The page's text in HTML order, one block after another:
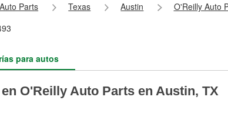
Parts Texas Austin
O'Reilly Auto
para autos
O'Reilly Auto Parts en Austin, TX